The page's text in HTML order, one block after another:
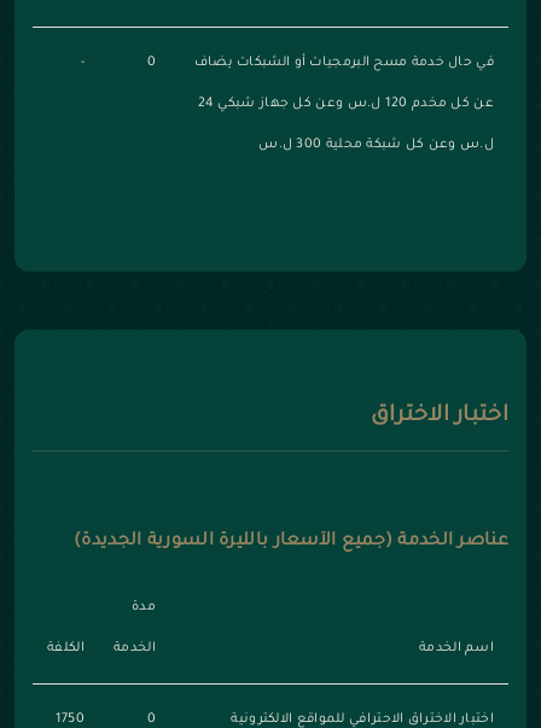
في حال خدمة مسح البرمجيات أو الشبكات يضاف
عن كل مخدم 120 ل.س وعن كل جهاز شبكي 24
ل.س وعن كل شبكة محلية 300 ل.س
0
-
اختبار الاختراق
عناصر الخدمة (جميع الأسعار بالليرة السورية الجديدة)
اسم الخدمة
مدة
الخدمة الكلفة
اختبار الاختراق الاحترافي للمواقع الالكترونية 0
1750